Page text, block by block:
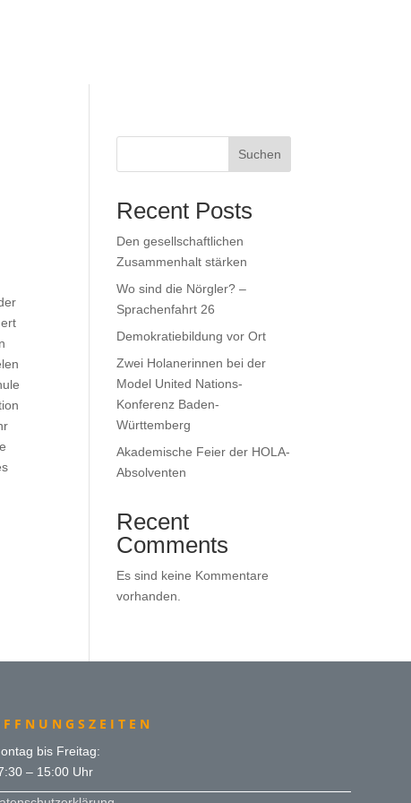
Suchen
Recent Posts
Den gesellschaftlichen
Zusammenhalt stärken
Wo sind die Nörgler? –
Sprachenfahrt 26
Demokratiebildung vor Ort
Zwei Holanerinnen bei der
Model United Nations-
Konferenz Baden-
Württemberg
Akademische Feier der HOLA-
Absolventen
Recent
Comments
Es sind keine Kommentare
vorhanden.
bis Freitag:
– 15:00 Uhr